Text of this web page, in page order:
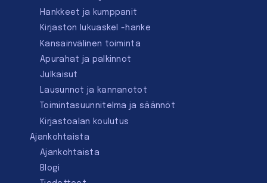
Hankkeet ja kumppanit
Kirjaston lukuaskel -hanke
Kansainvälinen toiminta
Apurahat ja palkinnot
Julkaisut
Lausunnot ja kannanotot
Toimintasuunnitelma ja säännöt
Kirjastoalan koulutus
Ajankohtaista
Ajankohtaista
Blogi